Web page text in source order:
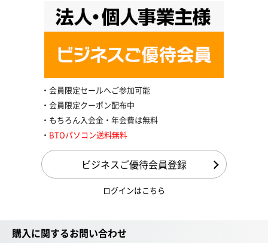
会員限定セールへご参加可能
会員限定クーポン配布中
もちろん入会金・年会費は無料
BTOパソコン送料無料
ビジネスご優待会員登録
ログインはこちら
購入に関するお問い合わせ